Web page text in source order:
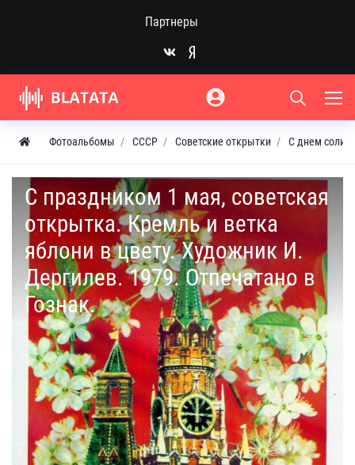
Партнеры
Фотоальбомы СССР Советские открытки С днем
С праздником 1 мая, советская
открытка. Кремль и ветка
яблони в цвету. Художник И.
Дергилев. 1979. Отпечатано в
Гознак.